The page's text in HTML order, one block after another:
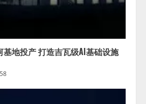
地投产 打造吉瓦级AI基础设施